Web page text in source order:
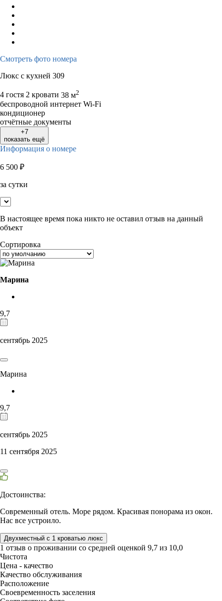
Смотреть фото номера
Люкс с кухней 309
4 гостя 2 кровати 38 м2
беспроводной интернет Wi-Fi
кондиционер
отчётные документы
+7
показать ещё
Информация о номере
6 500 ₽
за сутки
В настоящее время пока никто не оставил отзыв на данный
объект
Сортировка
Марина
9,7
сентябрь 2025
Марина
9,7
сентябрь 2025
11 сентября 2025
Достоинства:
Современный отель. Море рядом. Красивая понорама из окон.
Нас все устроило.
Двухместный с 1 кроватью люкс
1 отзыв о проживании со средней оценкой 9,7 из 10,0
Чистота
Цена - качество
Качество обслуживания
Расположение
Своевременность заселения